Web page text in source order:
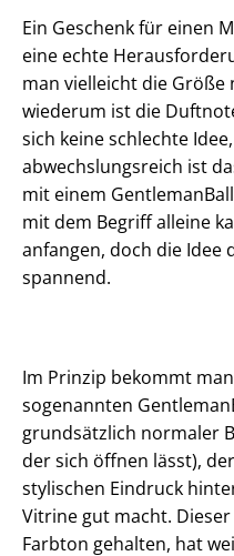
Ein Geschenk für einen
eine echte
man vielleicht die Größe
wiederum ist die
sich keine schlechte
abwechslungsreich ist
mit einem
mit dem Begriff alleine
anfangen, doch die Idee
spannend.
Im Prinzip bekommt
sogenannten
grundsätzlich normaler
der sich öffnen lässt),
stylischen Eindruck
Vitrine gut macht.
Farbton gehalten, hat